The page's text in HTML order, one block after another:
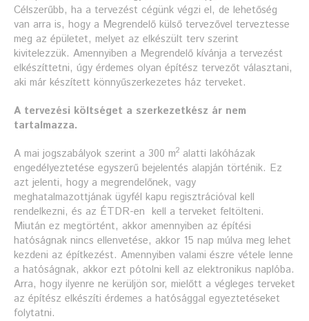
Célszerűbb, ha a tervezést cégünk végzi el, de lehetőség
van arra is, hogy a Megrendelő külső tervezővel terveztesse
meg az épületet, melyet az elkészült terv szerint
kivitelezzük. Amennyiben a Megrendelő kívánja a tervezést
elkészíttetni, úgy érdemes olyan építész tervezőt választani,
aki már készített könnyűszerkezetes ház terveket.
A tervezési költséget a szerkezetkész ár nem
tartalmazza.
A mai jogszabályok szerint a 300 m2 alatti lakóházak
engedélyeztetése egyszerű bejelentés alapján történik. Ez
azt jelenti, hogy a megrendelőnek, vagy
meghatalmazottjának ügyfél kapu regisztrációval kell
rendelkezni, és az ÉTDR-en kell a terveket feltölteni.
Miután ez megtörtént, akkor amennyiben az építési
hatóságnak nincs ellenvetése, akkor 15 nap múlva meg lehet
kezdeni az építkezést. Amennyiben valami észre vétele lenne
a hatóságnak, akkor ezt pótolni kell az elektronikus naplóba.
Arra, hogy ilyenre ne kerüljön sor, mielőtt a végleges terveket
az építész elkészíti érdemes a hatósággal egyeztetéseket
folytatni.